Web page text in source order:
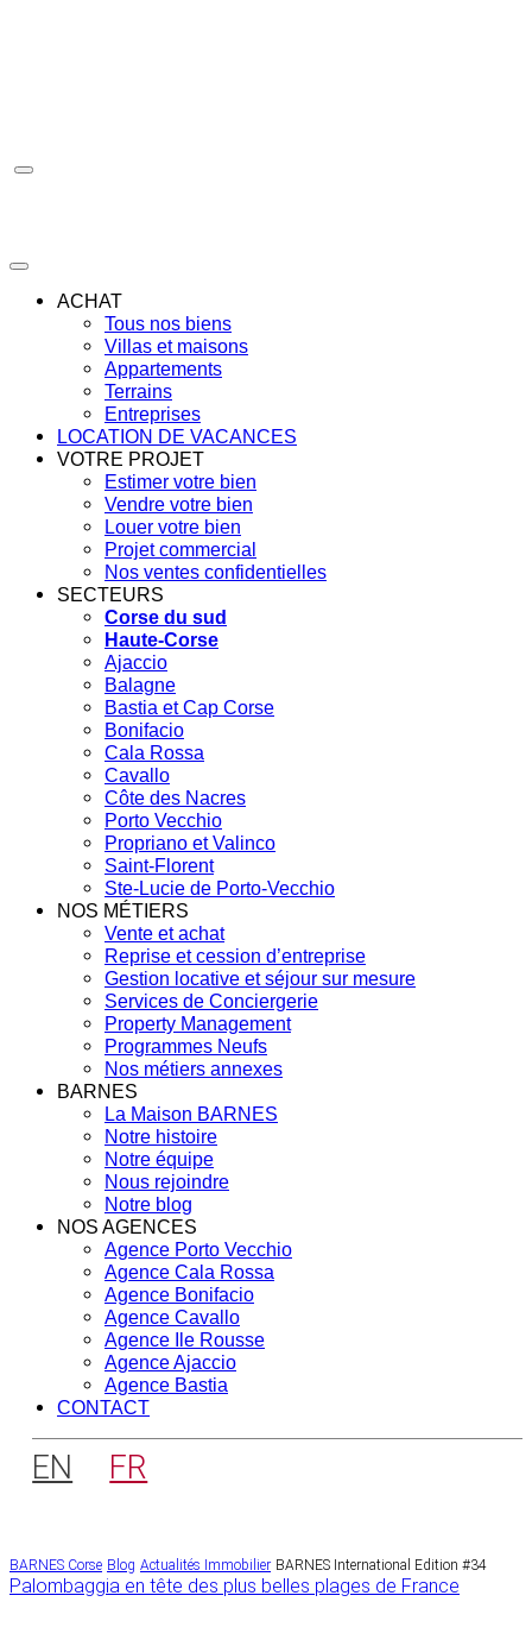
ACHAT
Tous nos biens
Villas et maisons
Appartements
Terrains
Entreprises
LOCATION DE VACANCES
VOTRE PROJET
Estimer votre bien
Vendre votre bien
Louer votre bien
Projet commercial
Nos ventes confidentielles
SECTEURS
Corse du sud
Haute-Corse
Ajaccio
Balagne
Bastia et Cap Corse
Bonifacio
Cala Rossa
Cavallo
Côte des Nacres
Porto Vecchio
Propriano et Valinco
Saint-Florent
Ste-Lucie de Porto-Vecchio
NOS MÉTIERS
Vente et achat
Reprise et cession d’entreprise
Gestion locative et séjour sur mesure
Services de Conciergerie
Property Management
Programmes Neufs
Nos métiers annexes
BARNES
La Maison BARNES
Notre histoire
Notre équipe
Nous rejoindre
Notre blog
NOS AGENCES
Agence Porto Vecchio
Agence Cala Rossa
Agence Bonifacio
Agence Cavallo
Agence Ile Rousse
Agence Ajaccio
Agence Bastia
CONTACT
EN FR
BARNES Corse Blog Actualités Immobilier BARNES International Edition #34
Navigation
Palombaggia en tête des plus belles plages de France